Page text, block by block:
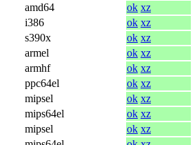
amd64 ok xz
i386 ok xz
s390x ok xz
armel ok xz
armhf ok xz
ppc64el ok xz
mipsel ok xz
mips64el ok xz
mipsel ok xz